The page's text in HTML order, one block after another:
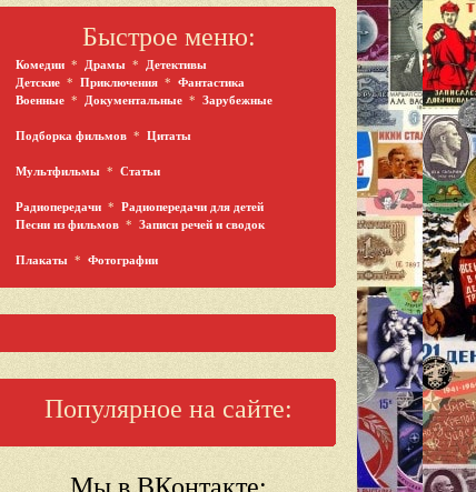
Быстрое меню:
Комедии * Драмы *
Детективы
Детские * Приключения * Фантастика
Военные * Документальные * Зарубежные
Подборка фильмов * Цитаты
Мультфильмы * Статьи
Радиопередачи * Радиопередачи для детей
Песни из фильмов * Записи речей и сводок
Плакаты * Фотографии
Популярное на сайте: